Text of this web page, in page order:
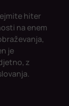
hiter
na enem
je
z